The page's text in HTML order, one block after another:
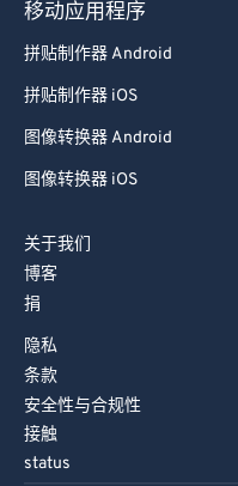
移动应用程序
拼贴制作器 Android
拼贴制作器 iOS
图像转换器 Android
图像转换器 iOS
关于我们
博客
捐
隐私
条款
安全性与合规性
接触
status